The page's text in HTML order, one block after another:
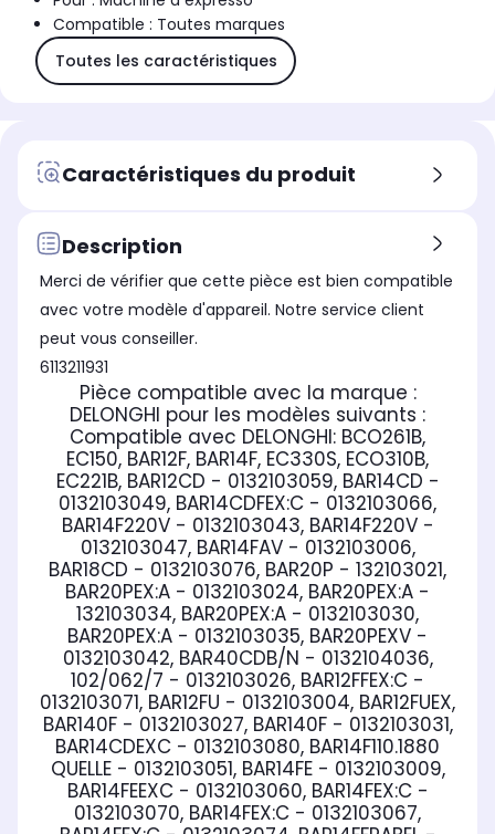
Compatible : Toutes marques
Toutes les caractéristiques
Caractéristiques du produit
Description
Merci de vérifier que cette pièce est bien compatible
avec votre modèle d'appareil. Notre service client
peut vous conseiller.
6113211931
Pièce compatible avec la marque :
DELONGHI pour les modèles suivants :
Compatible avec DELONGHI: BCO261B,
EC150, BAR12F, BAR14F, EC330S, ECO310B,
EC221B, BAR12CD - 0132103059, BAR14CD -
0132103049, BAR14CDFEX:C - 0132103066,
BAR14F220V - 0132103043, BAR14F220V -
0132103047, BAR14FAV - 0132103006,
BAR18CD - 0132103076, BAR20P - 132103021,
BAR20PEX:A - 0132103024, BAR20PEX:A -
132103034, BAR20PEX:A - 0132103030,
BAR20PEX:A - 0132103035, BAR20PEXV -
0132103042, BAR40CDB/N - 0132104036,
102/062/7 - 0132103026, BAR12FFEX:C -
0132103071, BAR12FU - 0132103004, BAR12FUEX,
BAR140F - 0132103027, BAR140F - 0132103031,
BAR14CDEXC - 0132103080, BAR14F110.1880
QUELLE - 0132103051, BAR14FE - 0132103009,
BAR14FEEXC - 0132103060, BAR14FEX:C -
0132103070, BAR14FEX:C - 0132103067,